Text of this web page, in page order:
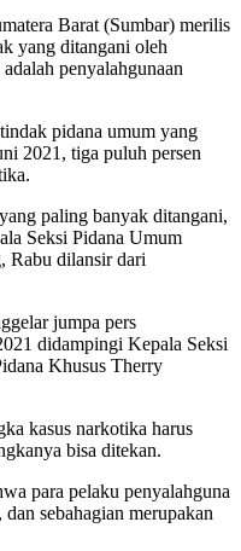
Barat (Sumbar) merilis
yang ditangani oleh
penyalahgunaan
pidana umum yang
2021, tiga puluh persen
paling banyak ditangani,
Seksi Pidana Umum
Rabu dilansir dari
jumpa pers
didampingi Kepala Seksi
Khusus Therry
kasus narkotika harus
bisa ditekan.
para pelaku penyalahguna
sebahagian merupakan